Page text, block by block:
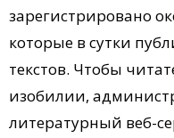
зарегистрировано
которые в сутки
текстов. Чтобы
изобилии,
литературный веб-